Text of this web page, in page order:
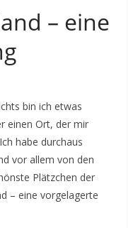
– eine
bin ich etwas
einen Ort, der mir
habe durchaus
vor allem von den
Plätzchen der
– eine vorgelagerte